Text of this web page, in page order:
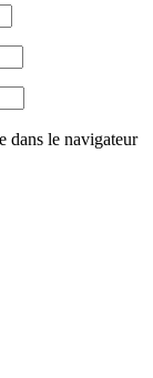
dans le navigateur